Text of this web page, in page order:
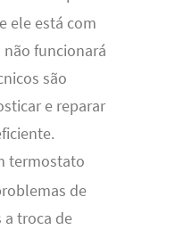
ele está com
funcionará
são
e reparar
termostato
de
a troca de